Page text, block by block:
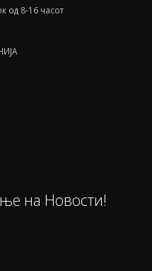
од 8-16 часот
на Новости!